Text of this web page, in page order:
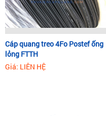
Cáp quang treo 4Fo Postef ống
lỏng FTTH
Giá: LIÊN HỆ